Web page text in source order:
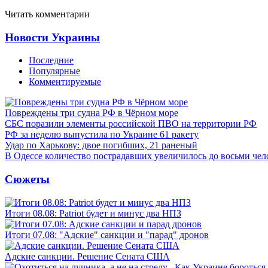
Читать комментарии
Новости Украины
Последние
Популярные
Комментируемые
Повреждены три судна РФ в Чёрном море
СБС поразили элементы российской ПВО на территории РФ
РФ за неделю выпустила по Украине 61 ракету
Удар по Харькову: двое погибших, 21 раненый
В Одессе количество пострадавших увеличилось до восьми
Сюжеты
Итоги 08.08: Patriot будет и минус два НПЗ
Итоги 07.08: "Адские" санкции и "парад" дронов
Адские санкции. Решение Сената США